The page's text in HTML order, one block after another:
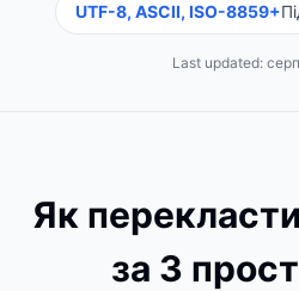
UTF-8, ASCII, ISO-8859+
Last updated:
Як
за 3